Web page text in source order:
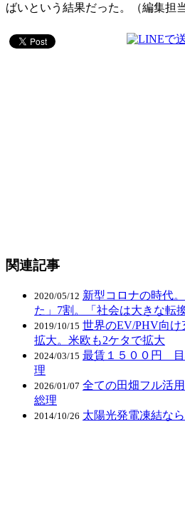
ばいという結果だった。（編集担
関連記事
2020/05/12 新型コロナの時代
た」7割。「社会は大きな転
2019/10/15 世界のEV/PHV向け
拡大。米欧も2ケタで拡大
2024/03/15 最賃１５００円 目
理
2026/01/07 全ての田畑フル活
総理
2014/10/26 太陽光発電凍結な